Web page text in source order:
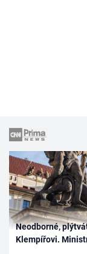
Neodborné,
Klempířovi.